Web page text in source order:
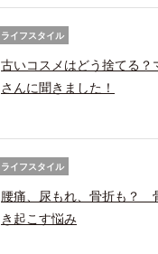
ライフスタイル
古いコスメはどう捨てる？
さんに聞きました！
ライフスタイル
腰痛、尿もれ、骨折も？
き起こす悩み